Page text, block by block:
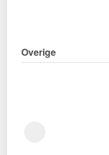
Overige